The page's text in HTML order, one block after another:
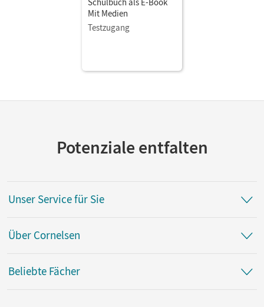
Mit Medien
Testzugang
Potenziale entfalten
Unser Service für Sie
Über Cornelsen
Beliebte Fächer